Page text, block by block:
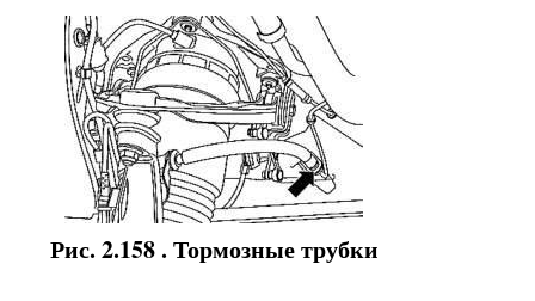
Рис. 2.158 . Тормозные трубки